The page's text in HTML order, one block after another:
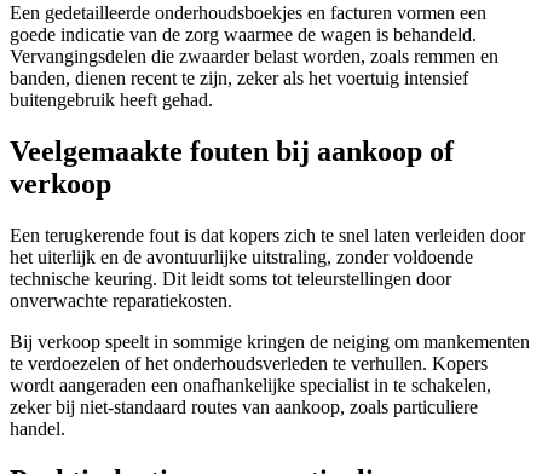
Een gedetailleerde onderhoudsboekjes en facturen vormen een
goede indicatie van de zorg waarmee de wagen is behandeld.
Vervangingsdelen die zwaarder belast worden, zoals remmen en
banden, dienen recent te zijn, zeker als het voertuig intensief
buitengebruik heeft gehad.
Veelgemaakte fouten bij aankoop of
verkoop
Een terugkerende fout is dat kopers zich te snel laten verleiden door
het uiterlijk en de avontuurlijke uitstraling, zonder voldoende
technische keuring. Dit leidt soms tot teleurstellingen door
onverwachte reparatiekosten.
Bij verkoop speelt in sommige kringen de neiging om mankementen
te verdoezelen of het onderhoudsverleden te verhullen. Kopers
wordt aangeraden een onafhankelijke specialist in te schakelen,
zeker bij niet-standaard routes van aankoop, zoals particuliere
handel.